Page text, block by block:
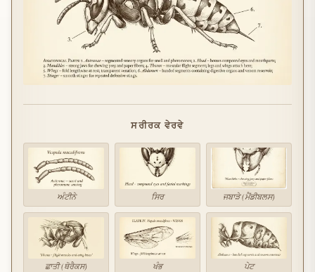
ਸਰੀਰਕ ਵੇਰਵੇ
ਅੰਟੀਨੇ ਸਿਰ ਜਬਾੜੇ (ਮੈਂਡੀਬਲਸ)
ਛਾਤੀ (ਥੋਰੈਕਸ) ਖੰਭ ਪੇਟ